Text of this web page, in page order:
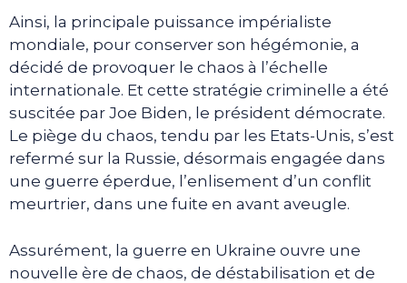
Ainsi, la principale puissance impérialiste
mondiale, pour conserver son hégémonie, a
décidé de provoquer le chaos à l’échelle
internationale. Et cette stratégie criminelle a été
suscitée par Joe Biden, le président démocrate.
Le piège du chaos, tendu par les Etats-Unis, s’est
refermé sur la Russie, désormais engagée dans
une guerre éperdue, l’enlisement d’un conflit
meurtrier, dans une fuite en avant aveugle.
Assurément, la guerre en Ukraine ouvre une
nouvelle ère de chaos, de déstabilisation et de